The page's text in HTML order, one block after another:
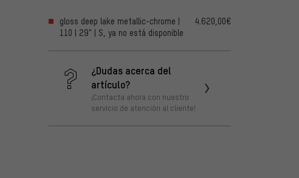
gloss deep lake metallic-chrome |
110 | 29" | S, ya no está disponible
4.620,00€
¿Dudas acerca del
artículo?
¡Contacta ahora con nuestro
servicio de atención al cliente!